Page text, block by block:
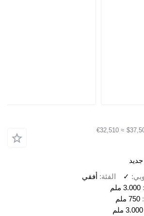
≈ €32,510
جديد
✓ الفئة أفقي
3.000 ملم
750 ملم
3.000 ملم